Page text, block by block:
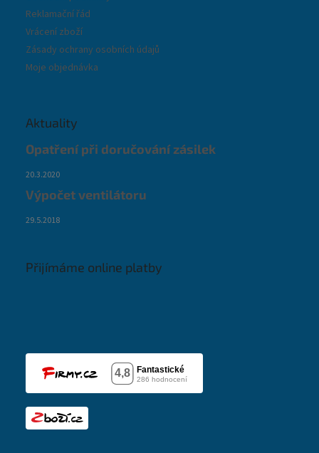
Reklamační řád
Vrácení zboží
Zásady ochrany osobních údajů
Moje objednávka
Aktuality
Opatření při doručování zásilek
20.3.2020
Výpočet ventilátoru
29.5.2018
Přijímáme online platby